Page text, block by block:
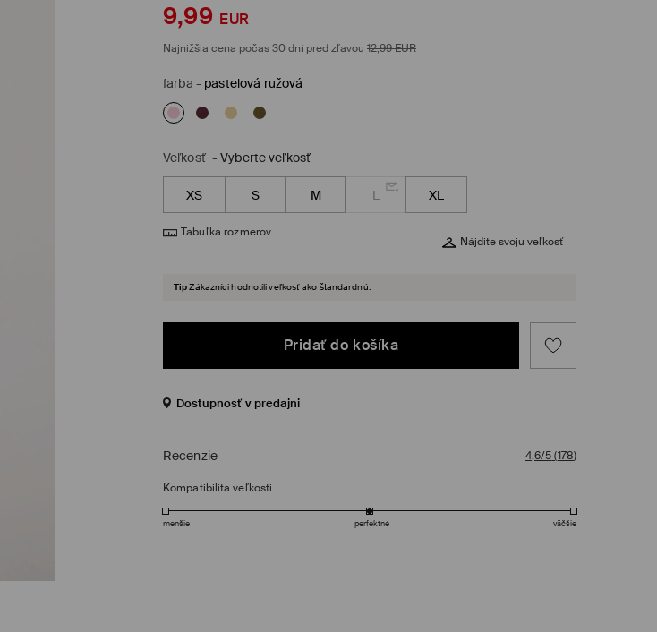
9,99 EUR
Najnižšia cena počas 30 dní pred zľavou 12,99EUR
farba - pastelová ružová
Veľkosť -Vyberte veľkosť
XS S M L XL
Tabuľka rozmerov
Nájdite svoju veľkosť
TipZákazníci hodnotili veľkosť ako štandardnú.
Pridať do košíka
Dostupnosť v predajni
Recenzie 4,6/5(178)
Kompatibilita veľkosti
menšie perfektné väčšie